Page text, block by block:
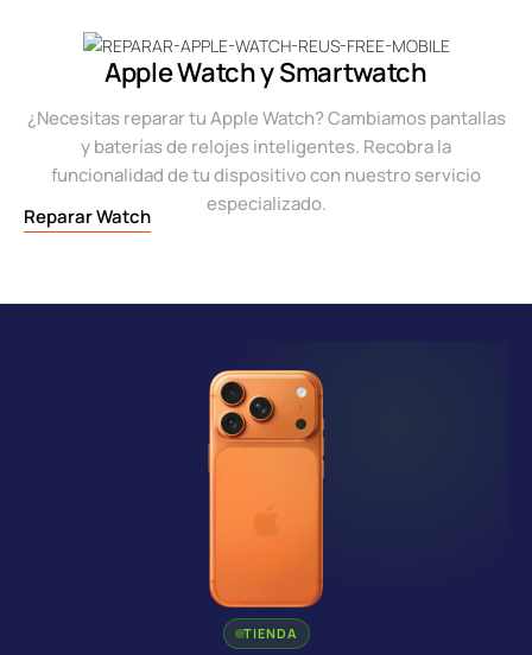
Apple Watch y Smartwatch
¿Necesitas reparar tu Apple Watch? Cambiamos pantallas
y baterías de relojes inteligentes. Recobra la
funcionalidad de tu dispositivo con nuestro servicio
especializado.
Reparar Watch
TIENDA